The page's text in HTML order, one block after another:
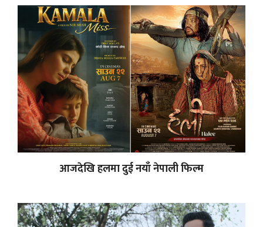
आजदेखि हलमा दुई नयाँ नेपाली फिल्म